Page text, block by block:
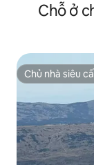
Chỗ ở
Chủ nhà siêu
Chủ nhà siêu